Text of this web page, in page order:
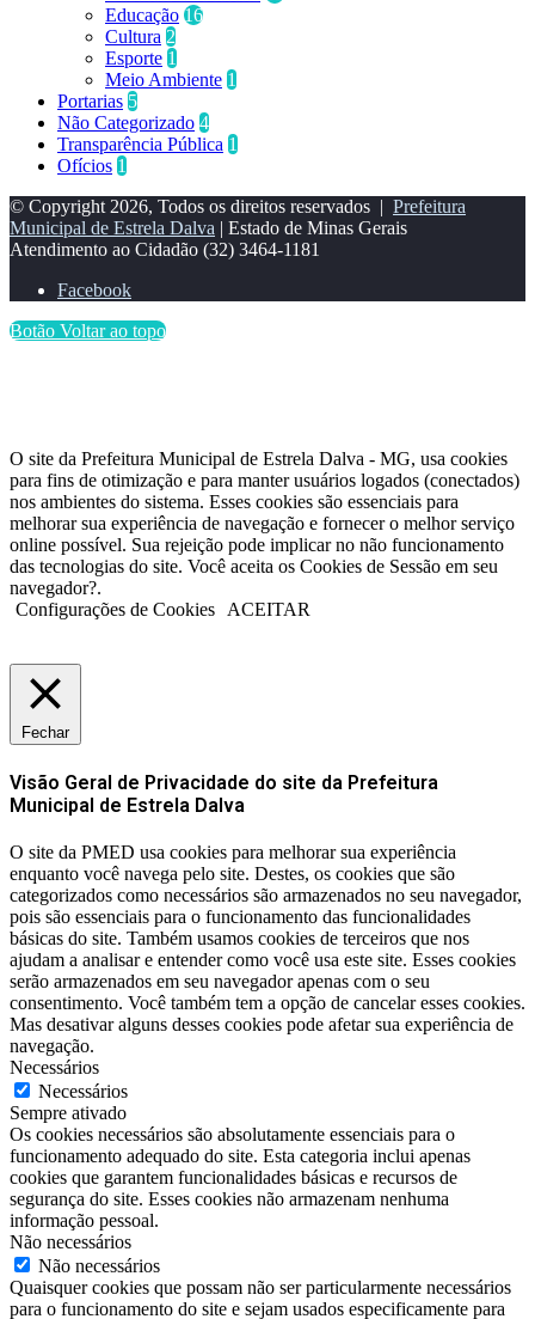
Educação 16
Cultura 2
Esporte 1
Meio Ambiente 1
Portarias 5
Não Categorizado 4
Transparência Pública 1
Ofícios 1
© Copyright 2026, Todos os direitos reservados | Prefeitura
Municipal de Estrela Dalva | Estado de Minas Gerais
Atendimento ao Cidadão (32) 3464-1181
Facebook
Botão Voltar ao topo
O site da Prefeitura Municipal de Estrela Dalva - MG, usa cookies
para fins de otimização e para manter usuários logados (conectados)
nos ambientes do sistema. Esses cookies são essenciais para
melhorar sua experiência de navegação e fornecer o melhor serviço
online possível. Sua rejeição pode implicar no não funcionamento
das tecnologias do site. Você aceita os Cookies de Sessão em seu
navegador?.
Configurações de Cookies
ACEITAR
Fechar
Visão Geral de Privacidade do site da Prefeitura
Municipal de Estrela Dalva
O site da PMED usa cookies para melhorar sua experiência
enquanto você navega pelo site. Destes, os cookies que são
categorizados como necessários são armazenados no seu navegador,
pois são essenciais para o funcionamento das funcionalidades
básicas do site. Também usamos cookies de terceiros que nos
ajudam a analisar e entender como você usa este site. Esses cookies
serão armazenados em seu navegador apenas com o seu
consentimento. Você também tem a opção de cancelar esses cookies.
Mas desativar alguns desses cookies pode afetar sua experiência de
navegação.
Necessários
Necessários
Sempre ativado
Os cookies necessários são absolutamente essenciais para o
funcionamento adequado do site. Esta categoria inclui apenas
cookies que garantem funcionalidades básicas e recursos de
segurança do site. Esses cookies não armazenam nenhuma
informação pessoal.
Não necessários
Não necessários
Quaisquer cookies que possam não ser particularmente necessários
para o funcionamento do site e sejam usados ​​especificamente para